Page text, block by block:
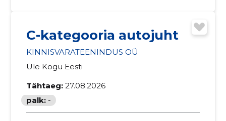
C-kategooria autojuht
KINNISVARATEENINDUS OÜ
Üle Kogu Eesti
Tähtaeg: 27.08.2026
palk: -